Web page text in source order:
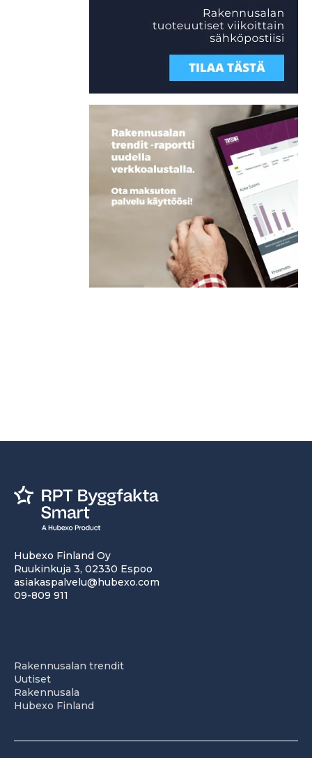
Hubexo Finland Oy
Ruukinkuja 3, 02330 Espoo
asiakaspalvelu@hubexo.com
09-809 911
Rakennusalan trendit
Uutiset
Rakennusala
Hubexo Finland